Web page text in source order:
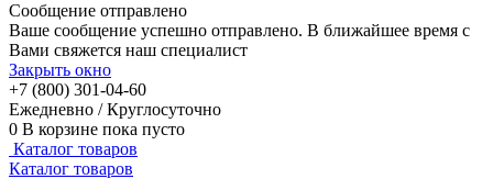
Сообщение отправлено
Ваше сообщение успешно отправлено. В ближайшее время с
Вами свяжется наш специалист
Закрыть окно
+7 (800) 301-04-60
Ежедневно / Круглосуточно
0 В корзине пока пусто
Каталог товаров
Каталог товаров